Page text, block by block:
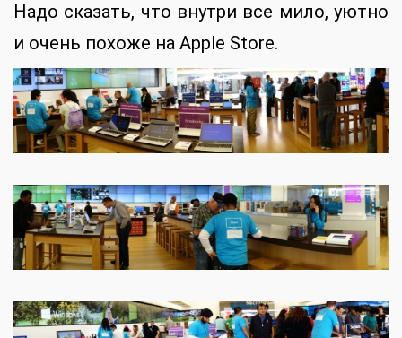
Надо сказать, что внутри все мило, уютно
и очень похоже на Apple Store.